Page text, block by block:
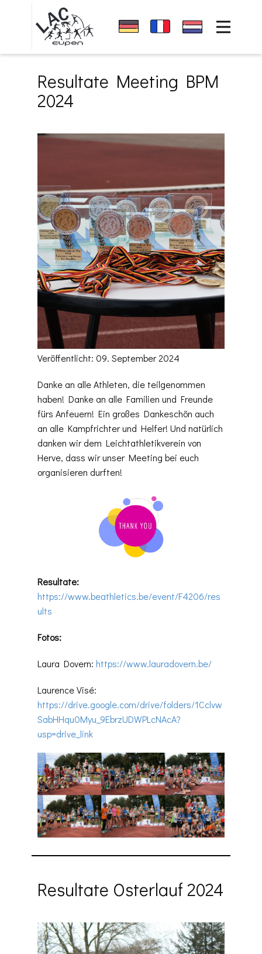
Startseite
News
Verein
Resultate
Resultate Meeting BPM
2024
Veröffentlicht: 09. September 2024
Danke an alle Athleten, die teilgenommen
haben! Danke an alle Familien und Freunde
fürs Anfeuern! Ein großes Dankeschön auch
an alle Kampfrichter und Helfer! Und natürlich
danken wir dem Leichtathletikverein von
Herve, dass wir unser Meeting bei euch
organisieren durften!
Resultate:
https://www.beathletics.be/event/F4206/res
ults
Fotos:
Laura Dovern: https://www.lauradovern.be/
Laurence Visé:
https://drive.google.com/drive/folders/1Cclvw
SabHHqu0Myu_9EbrzUDWPLcNAcA?
usp=drive_link
Resultate Osterlauf 2024